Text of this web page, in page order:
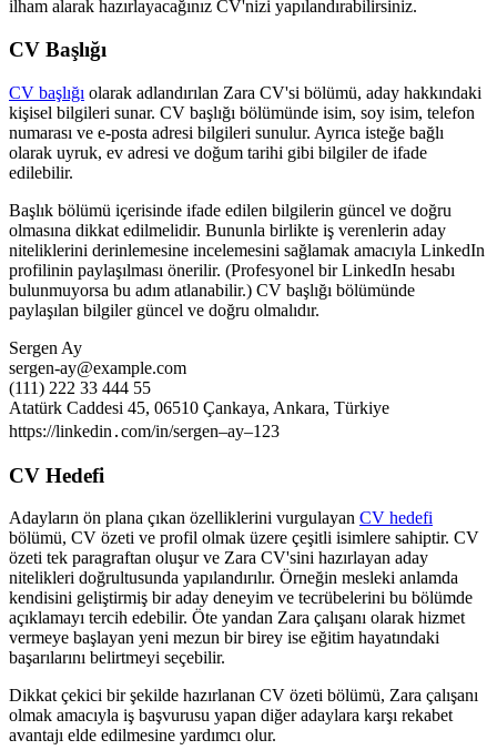
ilham alarak hazırlayacağınız CV'nizi yapılandırabilirsiniz.
CV Başlığı
CV başlığı olarak adlandırılan Zara CV'si bölümü, aday hakkındaki
kişisel bilgileri sunar. CV başlığı bölümünde isim, soy isim, telefon
numarası ve e-posta adresi bilgileri sunulur. Ayrıca isteğe bağlı
olarak uyruk, ev adresi ve doğum tarihi gibi bilgiler de ifade
edilebilir.
Başlık bölümü içerisinde ifade edilen bilgilerin güncel ve doğru
olmasına dikkat edilmelidir. Bununla birlikte iş verenlerin aday
niteliklerini derinlemesine incelemesini sağlamak amacıyla LinkedIn
profilinin paylaşılması önerilir. (Profesyonel bir LinkedIn hesabı
bulunmuyorsa bu adım atlanabilir.) CV başlığı bölümünde
paylaşılan bilgiler güncel ve doğru olmalıdır.
Sergen Ay
sergen-ay@example.com
(111) 222 33 444 55
Atatürk Caddesi 45, 06510 Çankaya, Ankara, Türkiye
https://linkedin․com/in/sergen–ay–123
CV Hedefi
Adayların ön plana çıkan özelliklerini vurgulayan CV hedefi
bölümü, CV özeti ve profil olmak üzere çeşitli isimlere sahiptir. CV
özeti tek paragraftan oluşur ve Zara CV'sini hazırlayan aday
nitelikleri doğrultusunda yapılandırılır. Örneğin mesleki anlamda
kendisini geliştirmiş bir aday deneyim ve tecrübelerini bu bölümde
açıklamayı tercih edebilir. Öte yandan Zara çalışanı olarak hizmet
vermeye başlayan yeni mezun bir birey ise eğitim hayatındaki
başarılarını belirtmeyi seçebilir.
Dikkat çekici bir şekilde hazırlanan CV özeti bölümü, Zara çalışanı
olmak amacıyla iş başvurusu yapan diğer adaylara karşı rekabet
avantajı elde edilmesine yardımcı olur.